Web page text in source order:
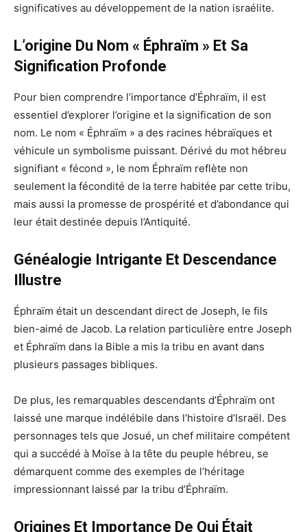
significatives au développement de la nation israélite.
L’origine Du Nom « Éphraïm » Et Sa
Signification Profonde
Pour bien comprendre l’importance d’Éphraïm, il est
essentiel d’explorer l’origine et la signification de son
nom. Le nom « Éphraïm » a des racines hébraïques et
véhicule un symbolisme puissant. Dérivé du mot hébreu
signifiant « fécond », le nom Éphraïm reflète non
seulement la fécondité de la terre habitée par cette tribu,
mais aussi la promesse de prospérité et d’abondance qui
leur était destinée depuis l’Antiquité.
Généalogie Intrigante Et Descendance
Illustre
Éphraïm était un descendant direct de Joseph, le fils
bien-aimé de Jacob. La relation particulière entre Joseph
et Éphraïm dans la Bible a mis la tribu en avant dans
plusieurs passages bibliques.
De plus, les remarquables descendants d’Éphraïm ont
laissé une marque indélébile dans l’histoire d’Israël. Des
personnages tels que Josué, un chef militaire compétent
qui a succédé à Moïse à la tête du peuple hébreu, se
démarquent comme des exemples de l’héritage
impressionnant laissé par la tribu d’Éphraïm.
Origines Et Importance De Qui Était